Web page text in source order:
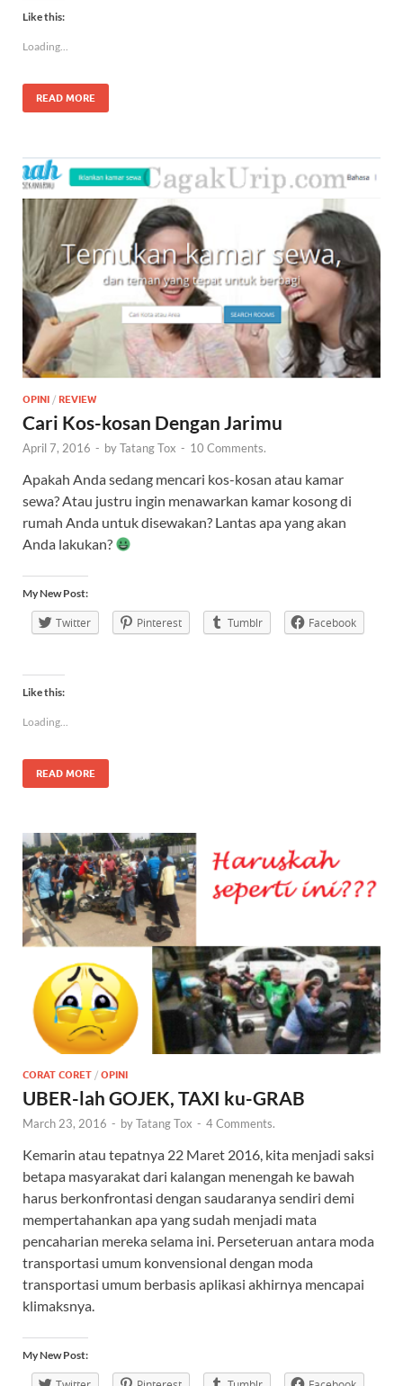
Like this:
Loading...
READ MORE
OPINI / REVIEW
Cari Kos-kosan Dengan Jarimu
April 7, 2016 - byTatang Tox - 10 Comments.
Apakah Anda sedang mencari kos-kosan atau kamar
sewa? Atau justru ingin menawarkan kamar kosong di
rumah Anda untuk disewakan? Lantas apa yang akan
Anda lakukan?
My New Post:
Twitter Pinterest Tumblr Facebook
Like this:
Loading...
READ MORE
CORAT CORET / OPINI
UBER-lah GOJEK, TAXI ku-GRAB
March 23, 2016 - byTatang Tox - 4 Comments.
Kemarin atau tepatnya 22 Maret 2016, kita menjadi saksi
betapa masyarakat dari kalangan menengah ke bawah
harus berkonfrontasi dengan saudaranya sendiri demi
mempertahankan apa yang sudah menjadi mata
pencaharian mereka selama ini. Perseteruan antara moda
transportasi umum konvensional dengan moda
transportasi umum berbasis aplikasi akhirnya mencapai
klimaksnya.
My New Post: